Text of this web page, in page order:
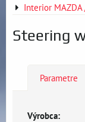
Interior MAZDA
Steering
Parametre
Výrobca: